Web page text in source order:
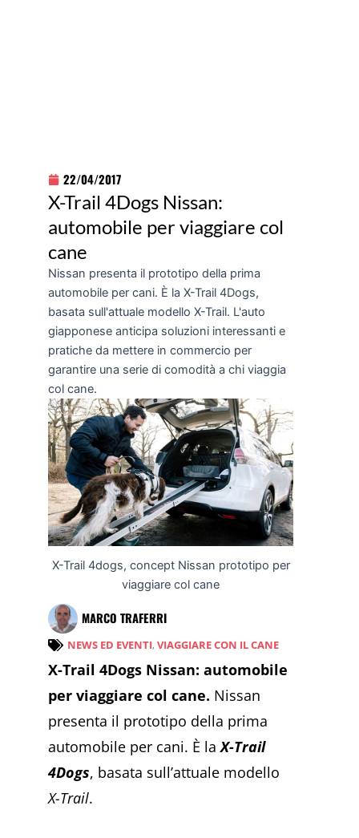
22/04/2017
X-Trail 4Dogs Nissan:
automobile per viaggiare col
cane
Nissan presenta il prototipo della prima
automobile per cani. È la X-Trail 4Dogs,
basata sull'attuale modello X-Trail. L'auto
giapponese anticipa soluzioni interessanti e
pratiche da mettere in commercio per
garantire una serie di comodità a chi viaggia
col cane.
X-Trail 4dogs, concept Nissan prototipo per
viaggiare col cane
MARCO TRAFERRI
NEWS ED EVENTI, VIAGGIARE CON IL CANE
X-Trail 4Dogs Nissan: automobile
per viaggiare col cane. Nissan
presenta il prototipo della prima
automobile per cani. È la X-Trail
4Dogs, basata sull’attuale modello
X-Trail.